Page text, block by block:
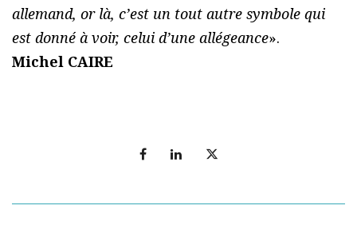
allemand, or là, c’est un tout autre symbole qui
est donné à voir, celui d’une allégeance».
Michel CAIRE